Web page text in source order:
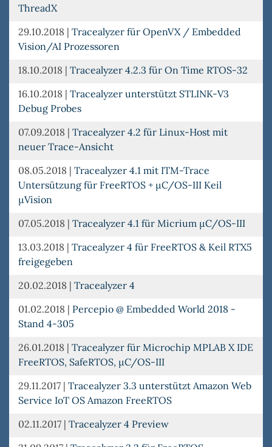
ThreadX
29.10.2018 | Tracealyzer für OpenVX / Embedded
Vision/AI Prozessoren
18.10.2018 | Tracealyzer 4.2.3 für On Time RTOS-32
16.10.2018 | Tracealyzer unterstützt STLINK-V3
Debug Probes
07.09.2018 | Tracealyzer 4.2 für Linux-Host mit
neuer Trace-Ansicht
08.05.2018 | Tracealyzer 4.1 mit ITM-Trace
Untersützung für FreeRTOS + µC/OS-III Keil
µVision
07.05.2018 | Tracealyzer 4.1 für Micrium µC/OS-III
13.03.2018 | Tracealyzer 4 für FreeRTOS & Keil RTX5
freigegeben
20.02.2018 | Tracealyzer 4
01.02.2018 | Percepio @ Embedded World 2018 -
Stand 4-305
26.01.2018 | Tracealyzer für Microchip MPLAB X IDE
FreeRTOS, SafeRTOS, µC/OS-III
29.11.2017 | Tracealyzer 3.3 unterstützt Amazon Web
Service IoT OS Amazon FreeRTOS
02.11.2017 | Tracealyzer 4 Preview